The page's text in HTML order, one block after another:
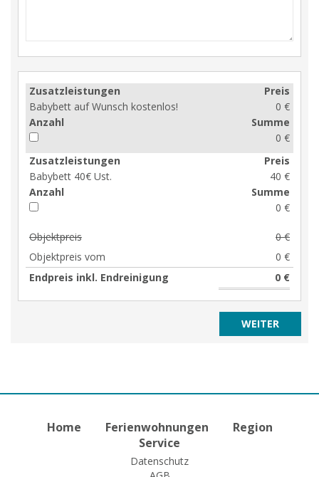
Zusatzleistungen
Babybett auf Wunsch kostenlos!
Preis
0 €
Anzahl
Summe
0 €
Zusatzleistungen
Babybett 40€ Ust.
Preis
40 €
Anzahl
Summe
0 €
Objektpreis
0 €
Objektpreis vom
0 €
Endpreis inkl. Endreinigung
0 €
Home Ferienwohnungen
Region
Service
Datenschutz